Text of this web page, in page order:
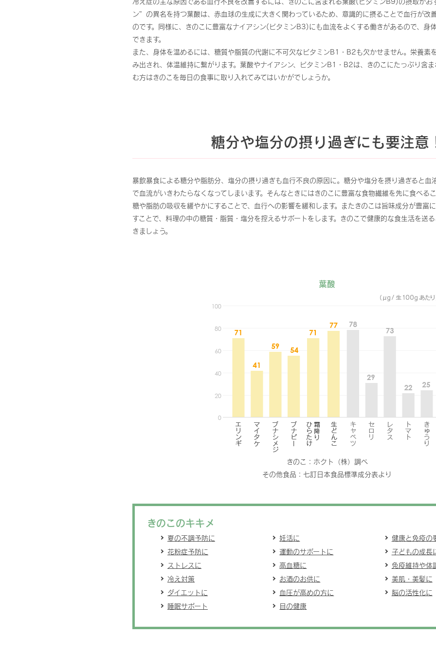
ン”の異名を持つ葉酸は、赤血球の生成に大きく関わっているため、意識的に摂ることで血行が改
のです。同様に、きのこに豊富なナイアシン(ビタミンB3)にも血流をよくする働きがあるので、身
できます。
また、身体を温めるには、糖質や脂質の代謝に不可欠なビタミンB1・B2も欠かせません。栄養素
み出され、体温維持に繋がります。葉酸やナイアシン、ビタミンB1・B2は、きのこにたっぷり含
む方はきのこを毎日の食事に取り入れてみてはいかがでしょうか。
糖分や塩分の摂り過ぎにも要注意
暴飲暴食による糖分や脂肪分、塩分の摂り過ぎも血行不良の原因に。糖分や塩分を摂り過ぎると血
で血流がいきわたらなくなってしまいます。そんなときにはきのこに豊富な食物繊維を先に食べる
糖や脂肪の吸収を緩やかにすることで、血行への影響を緩和します。またきのこは旨味成分が豊富
すことで、料理の中の糖質・脂質・塩分を控えるサポートをします。きのこで健康的な食生活を送
きましょう。
葉酸
きのこ：ホクト（株）調べ
その他食品：七訂日本食品標準成分表より
きのこのキキメ
夏の不調予防に 妊活に
健康と免疫の
花粉症予防に
運動のサポートに
子どもの成長
ストレスに
高血糖に
免疫維持や体
冷え対策
お酒のお供に
美肌・美髪に
ダイエットに
血圧が高めの方に
脳の活性化に
睡眠サポート
目の健康